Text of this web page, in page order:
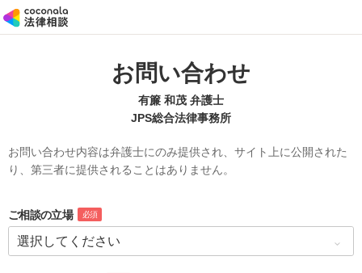
お問い合わせ
有簾 和茂 弁護士
JPS総合法律事務所
お問い合わせ内容は弁護士にのみ提供され、サイト上に公開された
り、第三者に提供されることはありません。
ご相談の立場 必須